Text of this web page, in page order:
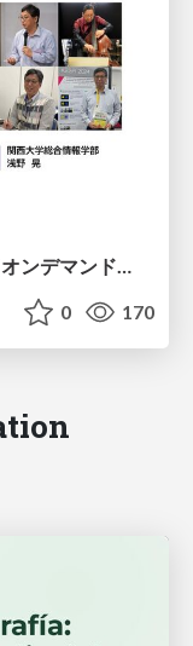
2026年度春学期 統計学 第8回（オンデマンド配信回） 演習（１）・問題に対する答案の書き方 (2026. 5. 21)
0 170